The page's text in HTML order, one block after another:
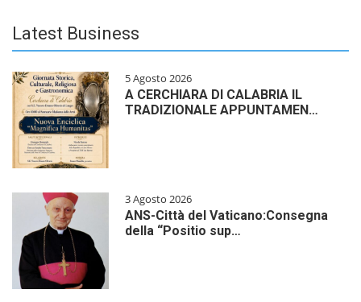
Latest Business
5 Agosto 2026
A CERCHIARA DI CALABRIA IL
TRADIZIONALE APPUNTAMEN…
3 Agosto 2026
ANS-Città del Vaticano:Consegna
della “Positio sup…